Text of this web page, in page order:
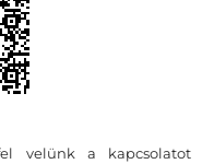
velünk a kapcsolatot